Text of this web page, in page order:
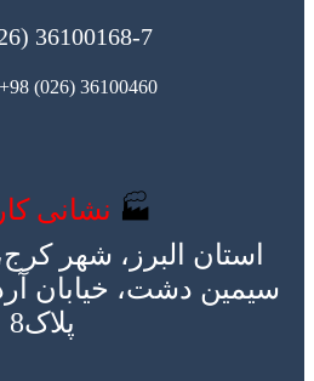
36100168-7 (026) 98+
36100460 (026) 98+ : تلفکس
🏭 نشانی
استان البرز، شهر
سیمین دشت، خیابان
پلاک8